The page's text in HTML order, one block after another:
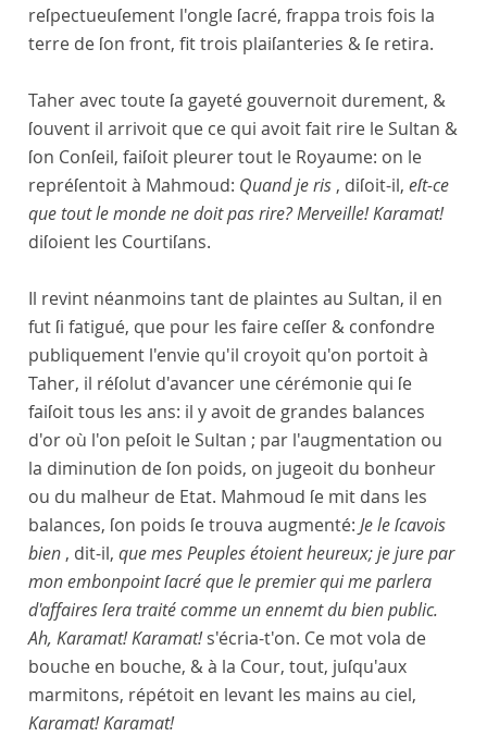
reſpectueuſement l'ongle ſacré, frappa trois fois la
terre de ſon front, fit trois plaiſanteries & ſe retira.
Taher avec toute ſa gayeté gouvernoit durement, &
ſouvent il arrivoit que ce qui avoit fait rire le Sultan &
ſon Conſeil, faiſoit pleurer tout le Royaume: on le
repréſentoit à Mahmoud: Quand je ris , diſoit-il, eſt-ce
que tout le monde ne doit pas rire? Merveille! Karamat!
diſoient les Courtiſans.
Il revint néanmoins tant de plaintes au Sultan, il en
fut ſi fatigué, que pour les faire ceſſer & confondre
publiquement l'envie qu'il croyoit qu'on portoit à
Taher, il réſolut d'avancer une cérémonie qui ſe
faiſoit tous les ans: il y avoit de grandes balances
d'or où l'on peſoit le Sultan ; par l'augmentation ou
la diminution de ſon poids, on jugeoit du bonheur
ou du malheur de Etat. Mahmoud ſe mit dans les
balances, ſon poids ſe trouva augmenté: Je le ſcavois
bien , dit-il, que mes Peuples étoient heureux; je jure par
mon embonpoint ſacré que le premier qui me parlera
d'affaires ſera traité comme un ennemt du bien public.
Ah, Karamat! Karamat!s'écria-t'on. Ce mot vola de
bouche en bouche, & à la Cour, tout, juſqu'aux
marmitons, répétoit en levant les mains au ciel,
Karamat! Karamat!